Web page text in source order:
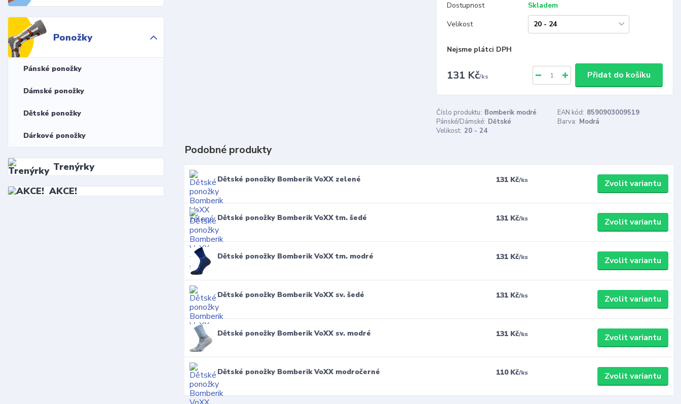
Ponožky
Pánské ponožky
Dámské ponožky
Dětské ponožky
Dárkové ponožky
Trenýrky
AKCE!
Dostupnost
Skladem
Velikost
Nejsme plátci DPH
131 Kč/ks Přidat do košíku
Číslo produktu: Bomberik modré EAN kód: 8590903009519
Pánské/Dámské: Dětské Barva: Modrá
Velikost: 20 - 24
Podobné produkty
Dětské ponožky Bomberik VoXX zelené 131 Kč/ks Zvolit variantu
Dětské ponožky Bomberik VoXX tm. šedé 131 Kč/ks Zvolit variantu
Dětské ponožky Bomberik VoXX tm. modré 131 Kč/ks Zvolit variantu
Dětské ponožky Bomberik VoXX sv. šedé 131 Kč/ks Zvolit variantu
Dětské ponožky Bomberik VoXX sv. modré 131 Kč/ks Zvolit variantu
Dětské ponožky Bomberik VoXX modročerné 110 Kč/ks Zvolit variantu